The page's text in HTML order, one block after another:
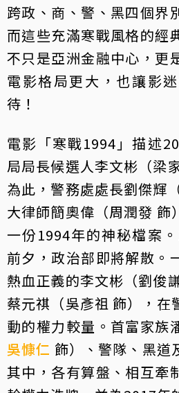
跨政、商、警、黑四個界
而這些充滿寒戰風格的經
不只是亞洲金融中心，更
電影格局更大，也讓影
待！
電影「寒戰1994」描述
局局長候選人李文彬（梁
為此，警務處處長劉傑輝
大律師簡奧偉（周潤發 飾
一份1994年的神秘檔案
前夕，政治部即將解散。
熱血正義的李文彬（劉俊
蔡元祺（吳彥祖 飾），在
動的權力較量。首富家族
吳慷仁 飾）、警隊、黑道
其中，各有算盤、相互牽